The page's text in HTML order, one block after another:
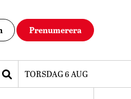
Prenumerera
TORSDAG 6 AUG